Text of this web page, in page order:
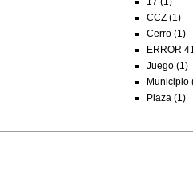
CCZ (1)
Cerro (1)
ERROR
Juego (1)
Municipio
Plaza (1)